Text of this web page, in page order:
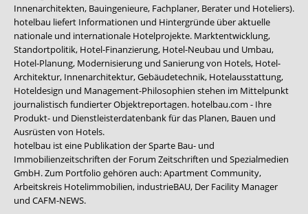
Innenarchitekten, Bauingenieure, Fachplaner, Berater und Hoteliers).
hotelbau liefert Informationen und Hintergründe über aktuelle
nationale und internationale Hotelprojekte. Marktentwicklung,
Standortpolitik, Hotel-Finanzierung, Hotel-Neubau und Umbau,
Hotel-Planung, Modernisierung und Sanierung von Hotels, Hotel-
Architektur, Innenarchitektur, Gebäudetechnik, Hotelausstattung,
Hoteldesign und Management-Philosophien stehen im Mittelpunkt
journalistisch fundierter Objektreportagen. hotelbau.com - Ihre
Produkt- und Dienstleisterdatenbank für das Planen, Bauen und
Ausrüsten von Hotels.
hotelbau ist eine Publikation der Sparte Bau- und
Immobilienzeitschriften der Forum Zeitschriften und Spezialmedien
GmbH. Zum Portfolio gehören auch:Apartment Community,
Arbeitskreis Hotelimmobilien, industrieBAU, Der Facility Manager
und CAFM-NEWS.